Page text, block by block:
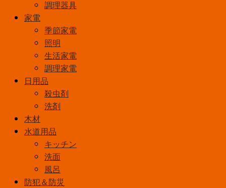
調理器具
家電
季節家電
照明
生活家電
調理家電
日用品
殺虫剤
洗剤
木材
水道用品
キッチン
洗面
風呂
防犯＆防災